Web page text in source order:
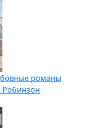
романы